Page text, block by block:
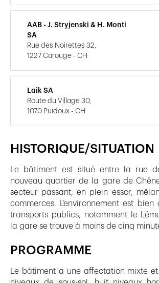
HISTORIQUE/SITUATION
Le bâtiment est situé entre la rue
nouveau quartier de la gare de
secteur passant, en plein essor,
commerces. L’environnement est
transports publics, notamment le
la gare se trouve à moins de cinq
PROGRAMME
Le bâtiment a une affectation mixte
AAB - J. Stryjenski & H. Monti
SA
Rue des Noirettes 32,
1227 Carouge - CH
Laik SA
Route du Village 30,
1070 Puidoux - CH